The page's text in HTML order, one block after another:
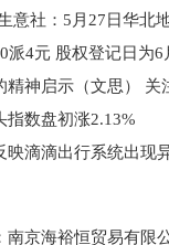
派4元 股权登记日为6
精神启示（文思） 关
指数盘初涨2.13%
映滴滴出行系统出现